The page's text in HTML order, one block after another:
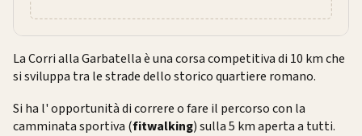
La Corri alla Garbatella è una corsa competitiva di 10 km che
si sviluppa tra le strade dello storico quartiere romano.
Si ha l' opportunità di correre o fare il percorso con la
camminata sportiva (fitwalking) sulla 5 km aperta a tutti.